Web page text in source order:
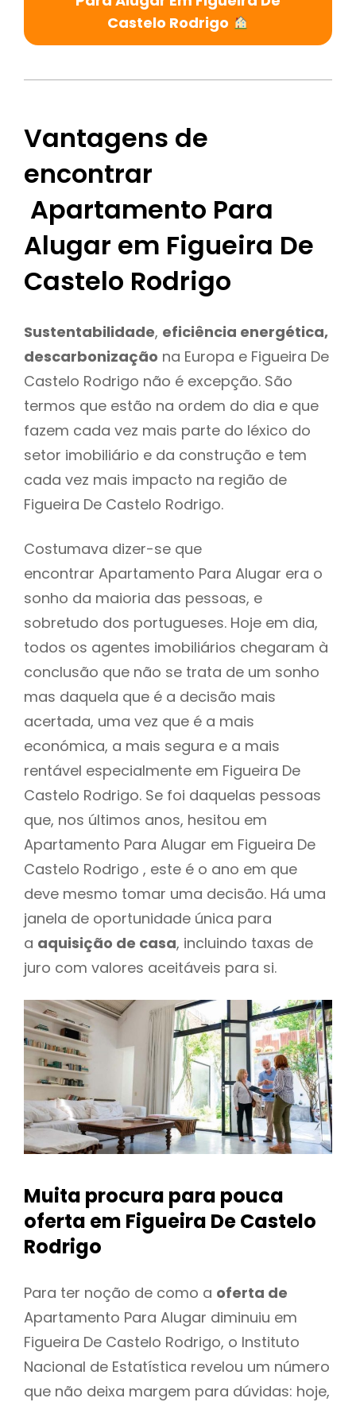
Castelo Rodrigo
Vantagens de
encontrar
Apartamento Para
Alugar em Figueira De
Castelo Rodrigo
Sustentabilidade, eficiência energética,
descarbonização na Europa e Figueira De
Castelo Rodrigo não é excepção. São
termos que estão na ordem do dia e que
fazem cada vez mais parte do léxico do
setor imobiliário e da construção e tem
cada vez mais impacto na região de
Figueira De Castelo Rodrigo.
Costumava dizer-se que
encontrar Apartamento Para Alugar era o
sonho da maioria das pessoas, e
sobretudo dos portugueses. Hoje em dia,
todos os agentes imobiliários chegaram à
conclusão que não se trata de um sonho
mas daquela que é a decisão mais
acertada, uma vez que é a mais
económica, a mais segura e a mais
rentável especialmente em Figueira De
Castelo Rodrigo. Se foi daquelas pessoas
que, nos últimos anos, hesitou em
Apartamento Para Alugar em Figueira De
Castelo Rodrigo , este é o ano em que
deve mesmo tomar uma decisão. Há uma
janela de oportunidade única para
a aquisição de casa, incluindo taxas de
juro com valores aceitáveis para si.
Muita procura para pouca
oferta em Figueira De Castelo
Rodrigo
Para ter noção de como a oferta de
Apartamento Para Alugar diminuiu em
Figueira De Castelo Rodrigo, o Instituto
Nacional de Estatística revelou um número
que não deixa margem para dúvidas: hoje,